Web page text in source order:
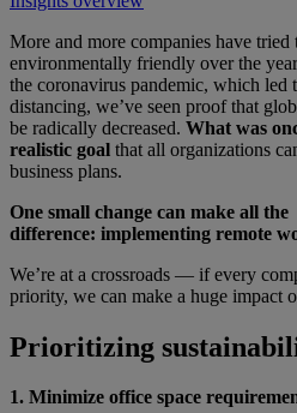
More and more companies have tried
environmentally friendly over the
the coronavirus pandemic, which led
distancing, we’ve seen proof that
be radically decreased. What was
realistic goal that all organizations
business plans.
One small change can make all the
difference: implementing remote
We’re at a crossroads — if every
priority, we can make a huge impact
Prioritizing
1. Minimize office space